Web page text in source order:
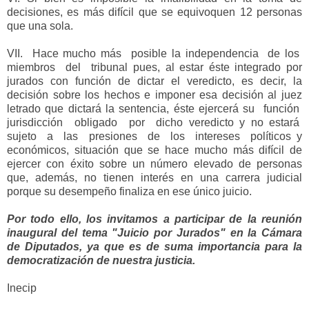
decisiones, es más difícil que se equivoquen 12 personas
que una sola.
VII. Hace mucho más posible la independencia de los
miembros del tribunal pues, al estar éste integrado por
jurados con función de dictar el veredicto, es decir, la
decisión sobre los hechos e imponer esa decisión al juez
letrado que dictará la sentencia, éste ejercerá su función
jurisdicción obligado por dicho veredicto y no estará
sujeto a las presiones de los intereses políticos y
económicos, situación que se hace mucho más difícil de
ejercer con éxito sobre un número elevado de personas
que, además, no tienen interés en una carrera judicial
porque su desempeño finaliza en ese único juicio.
Por todo ello, los invitamos a participar de la reunión
inaugural del tema "Juicio por Jurados" en la Cámara
de Diputados, ya que es de suma importancia para la
democratización de nuestra justicia.
Inecip